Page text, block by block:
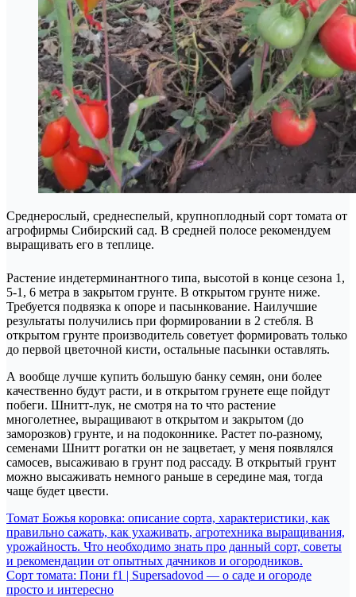
Среднерослый, среднеспелый, крупноплодный сорт томата от
агрофирмы Сибирский сад. В средней полосе рекомендуем
выращивать его в теплице.
Растение индетерминантного типа, высотой в конце сезона 1,
5-1, 6 метра в закрытом грунте. В открытом грунте ниже.
Требуется подвязка к опоре и пасынкование. Наилучшие
результаты получились при формировании в 2 стебля. В
открытом грунте производитель советует формировать только
до первой цветочной кисти, остальные пасынки оставлять.
А вообще лучше купить большую банку семян, они более
качественно будут расти, и в открытом грунете еще пойдут
побеги. Шнитт-лук, не смотря на то что растение
многолетнее, выращивают в открытом и закрытом (до
заморозков) грунте, и на подоконнике. Растет по-разному,
семенами Шнитт рогатки он не зацветает, у меня появлялся
самосев, высаживаю в грунт под рассаду. В открытый грунт
можно высаживать немного раньше в середине мая, тогда
чаще будет цвести.
Навигация
по
записям
Томат Божья коровка: описание сорта, характеристики, как
правильно сажать, как ухаживать, агротехника выращивания,
урожайность. Что необходимо знать про данный сорт, советы
и рекомендации от опытных дачников и огородников.
Сорт томата: Пони f1 | Supersadovod — о саде и огороде
просто и интересно